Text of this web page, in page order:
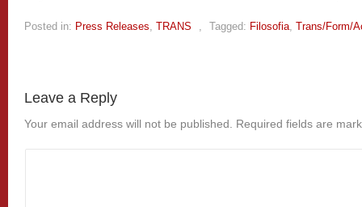
Posted in: Press Releases, TRANS , Tagged: Filosofia, Trans/Form/
Leave a Reply
Your email address will not be published. Required fields are